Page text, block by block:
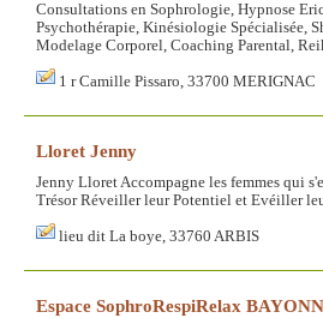
Consultations en Sophrologie, Hypnose
Psychothérapie, Kinésiologie Spécialisée,
Modelage Corporel, Coaching Parental,
1 r Camille Pissaro, 33700 MERIGNAC
Lloret Jenny
Jenny Lloret Accompagne les femmes qui
Trésor Réveiller leur Potentiel et Evéiller
lieu dit La boye, 33760 ARBIS
Espace SophroRespiRelax